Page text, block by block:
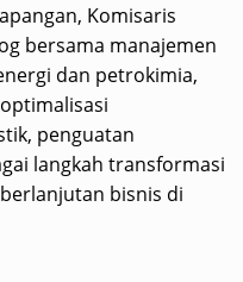
Komisaris
bersama manajemen
dan petrokimia,
penguatan
langkah transformasi
bisnis di